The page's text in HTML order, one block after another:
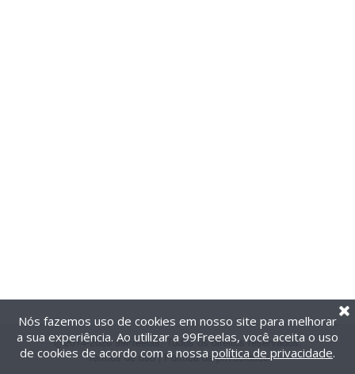
@2014-2026 99Freelas. Todos os direitos reservados.
Termos de uso| Política de privacidade
Nós fazemos uso de cookies em nosso site para melhorar
a sua experiência. Ao utilizar a 99Freelas, você aceita o uso
de cookies de acordo com a nossa política de privacidade.